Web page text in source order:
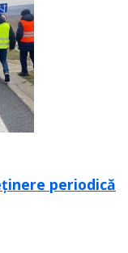
periodică